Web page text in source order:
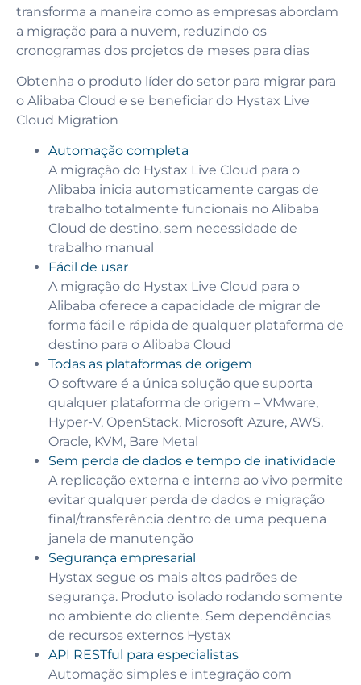
transforma a maneira como as empresas abordam
a migração para a nuvem, reduzindo os
cronogramas dos projetos de meses para dias
Obtenha o produto líder do setor para migrar para
o Alibaba Cloud e se beneficiar do Hystax Live
Cloud Migration
Automação completa
A migração do Hystax Live Cloud para o
Alibaba inicia automaticamente cargas de
trabalho totalmente funcionais no Alibaba
Cloud de destino, sem necessidade de
trabalho manual
Fácil de usar
A migração do Hystax Live Cloud para o
Alibaba oferece a capacidade de migrar de
forma fácil e rápida de qualquer plataforma de
destino para o Alibaba Cloud
Todas as plataformas de origem
O software é a única solução que suporta
qualquer plataforma de origem – VMware,
Hyper-V, OpenStack, Microsoft Azure, AWS,
Oracle, KVM, Bare Metal
Sem perda de dados e tempo de inatividade
A replicação externa e interna ao vivo permite
evitar qualquer perda de dados e migração
final/transferência dentro de uma pequena
janela de manutenção
Segurança empresarial
Hystax segue os mais altos padrões de
segurança. Produto isolado rodando somente
no ambiente do cliente. Sem dependências
de recursos externos Hystax
API RESTful para especialistas
Automação simples e integração com